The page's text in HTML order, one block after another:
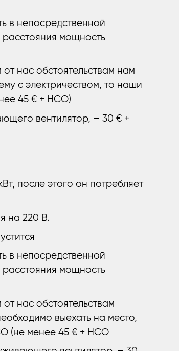
в непосредственной
расстояния мощность
нас обстоятельствам нам
с электричеством, то наши
45 € + НСО)
вентилятор, – 30 € +
после этого он потребляет
на 220 В.
в непосредственной
расстояния мощность
нас обстоятельствам
выехать на место,
(не менее 45 € + НСО